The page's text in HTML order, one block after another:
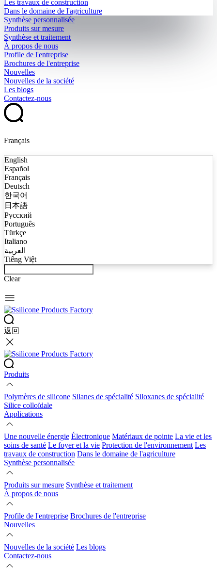
Les travaux de construction
Dans le domaine de l'agriculture
Synthèse personnalisée
Produits sur mesure
Synthèse et traitement
À propos de nous
Profile de l'entreprise
Brochures de l'entreprise
Nouvelles
Nouvelles de la société
Les blogs
Contactez-nous
Français
English
Español
Français
Deutsch
한국어
日本語
Русский
Português
Türkçe
Italiano
العربية
Tiếng Việt
Clear
返回
Produits
Polymères de silicone Silanes de spécialité Siloxanes de spécialité
Silice colloïdale
Applications
Une nouvelle énergie Électronique Matériaux de pointe La vie et les
soins de santé Le foyer et la vie Protection de l'environnement Les
travaux de construction Dans le domaine de l'agriculture
Synthèse personnalisée
Produits sur mesure Synthèse et traitement
À propos de nous
Profile de l'entreprise Brochures de l'entreprise
Nouvelles
Nouvelles de la société Les blogs
Contactez-nous